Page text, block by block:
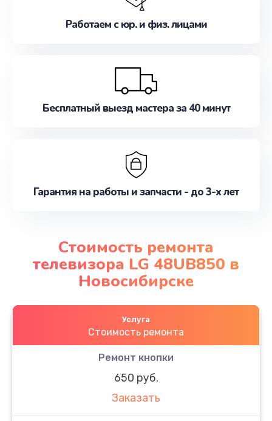
Работаем с юр. и физ. лицами
Бесплатный выезд мастера за 40 минут
Гарантия на работы и запчасти - до 3-х лет
Стоимость ремонта
телевизора LG 48UB850 в
Новосибирске
Услуга
Стоимость ремонта
Ремонт кнопки
650 руб.
Заказать